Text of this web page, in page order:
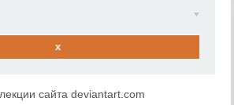
x
сайта deviantart.com